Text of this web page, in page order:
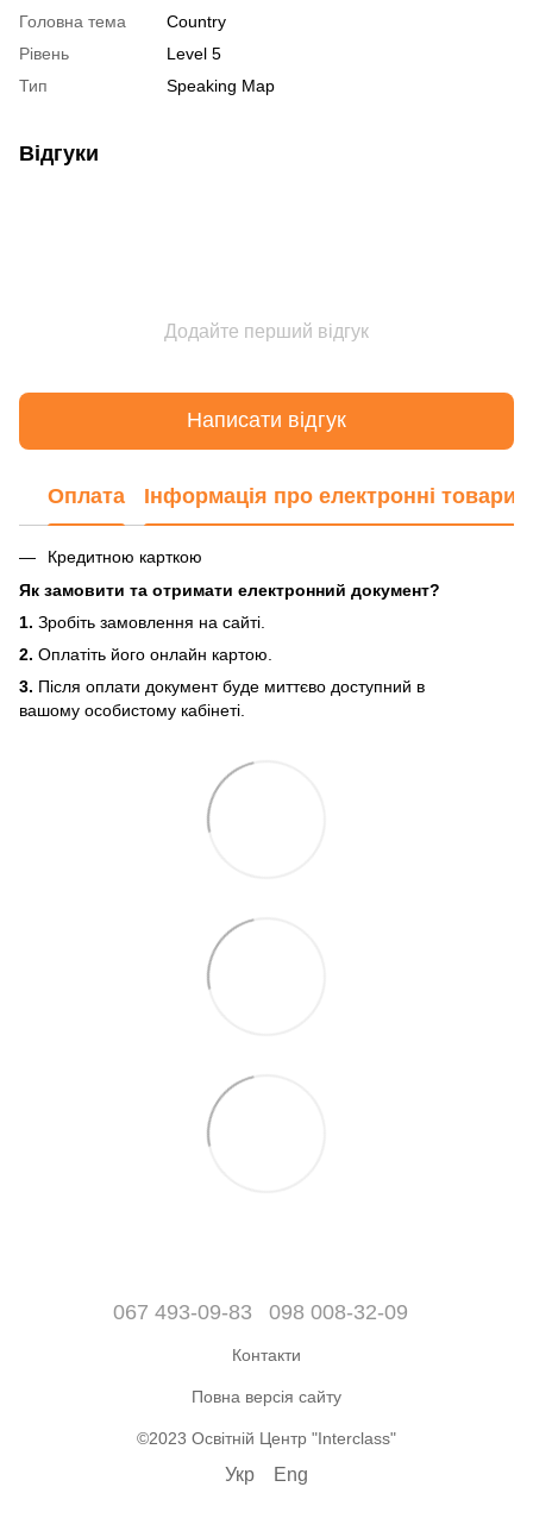
Головна тема
Country
Рівень
Level 5
Тип
Speaking Map
Відгуки
Додайте перший відгук
Написати відгук
Оплата Інформація про електронні товари
Кредитною карткою
Як замовити та отримати електронний документ?
1. Зробіть замовлення на сайті.
2. Оплатіть його онлайн картою.
3. Після оплати документ буде миттєво доступний в
вашому особистому кабінеті.
067 493-09-83 098 008-32-09
Контакти
Повна версія сайту
©2023 Освітній Центр "Interclass"
Укр Eng